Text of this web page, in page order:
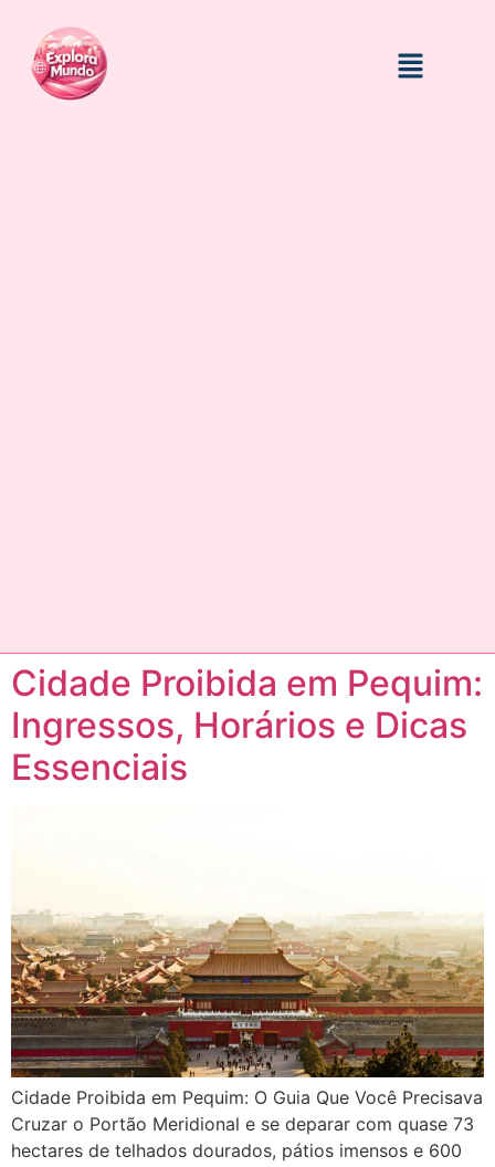
Cidade Proibida em Pequim:
Ingressos, Horários e Dicas
Essenciais
Cidade Proibida em Pequim: O Guia Que Você Precisava
Cruzar o Portão Meridional e se deparar com quase 73
hectares de telhados dourados, pátios imensos e 600